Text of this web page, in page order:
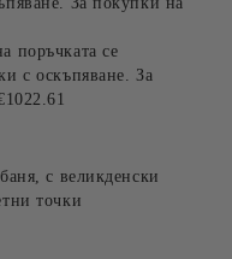
поръчката се
с оскъпяване. За
с великденски
точки